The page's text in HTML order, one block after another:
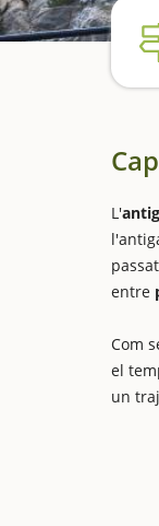
L'
entre
Com
el
un